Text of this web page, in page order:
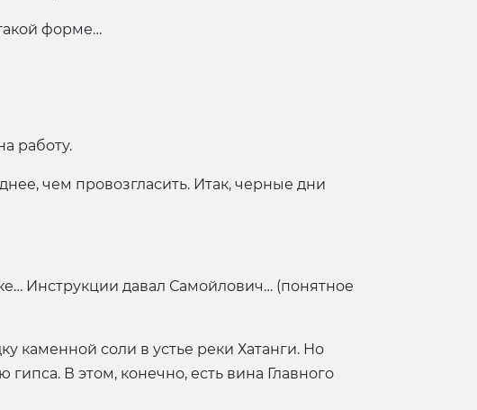
форме…
работу.
чем провозгласить. Итак, черные дни
Инструкции давал Самойлович… (понятное
каменной соли в устье реки Хатанги. Но
В этом, конечно, есть вина Главного